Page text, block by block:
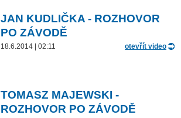
JAN KUDLIČKA - ROZHOVOR
PO ZÁVODĚ
18.6.2014 | 02:11 otevřít video
TOMASZ MAJEWSKI -
ROZHOVOR PO ZÁVODĚ